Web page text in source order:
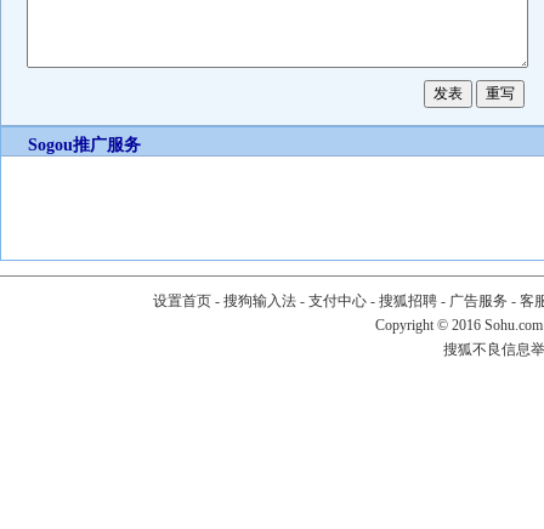
Sogou推广服务
设置首页- 搜狗输入法- 支付中心- 搜狐招聘- 广告服务 - 客
Copyright © 2016
搜狐不良信息